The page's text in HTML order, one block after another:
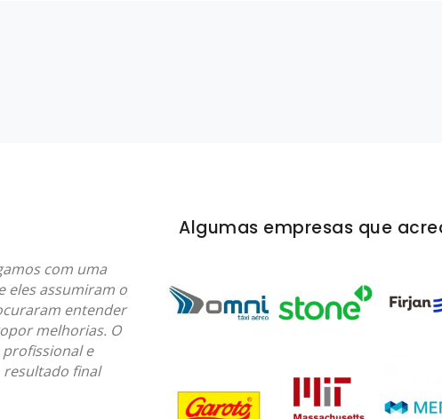
com uma
eles assumiram o
entender
melhorias. O
e
final
serviço
nossas
Assessoria de
Algumas empresas que